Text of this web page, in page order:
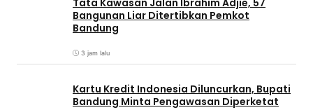
Tata Kawasan Jalan Ibrahim Adjie, 57
Bangunan Liar Ditertibkan Pemkot
Bandung
3 jam lalu
Kartu Kredit Indonesia Diluncurkan, Bupati
Bandung Minta Pengawasan Diperketat